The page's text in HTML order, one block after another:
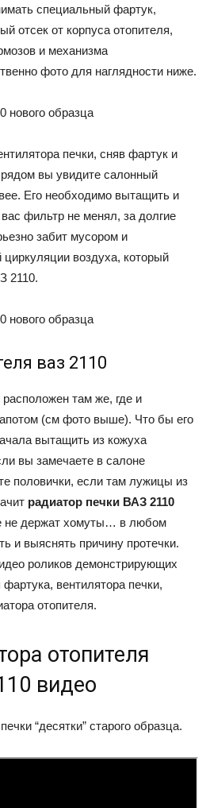
специальный фартук,
отсек от корпуса отопителя,
и механизма
фото для наглядности ниже.
печки, сняв фартук и
вы увидите салонный
Его необходимо вытащить и
фильтр не менял, за долгие
забит мусором и
циркуляции воздуха, который
2110.
ваз 2110
расположен там же, где и
(см фото выше). Что бы его
вытащить из кожуха
вы замечаете в салоне
половички, если там лужицы из
радиатор печки ВАЗ 2110
не держат хомуты… в любом
и выяснять причину протечки.
роликов демонстрирующих
вентилятора печки,
отопителя.
отопителя
видео
“десятки” старого образца.